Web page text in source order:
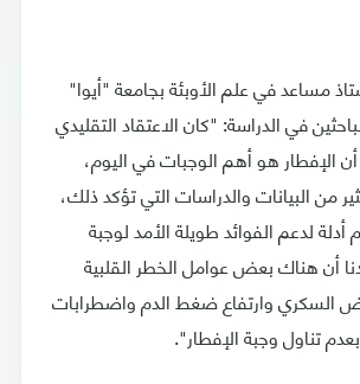
مساعد في علم الأوبئة بجامعة "أيوا"
في الدراسة: "كان الاعتقاد التقليدي
الإفطار هو أهم الوجبات في اليوم،
من البيانات والدراسات التي تؤكد ذلك،
أدلة لدعم الفوائد طويلة الأمد لوجبة
أن هناك بعض عوامل الخطر القلبية
السكري وارتفاع ضغط الدم واضطرابات
تناول وجبة الإفطار".